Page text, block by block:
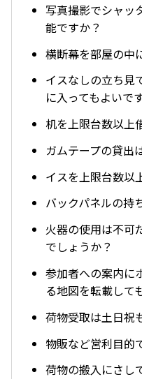
写真撮影でシャッ
能ですか？
横断幕を部屋の中
イスなしの立ち見
に入ってもよいで
机を上限台数以上
ガムテープの貸出
イスを上限台数以
バックパネルの持
火器の使用は不可
でしょうか？
参加者への案内に
る地図を転載して
荷物受取は土日祝
物販など営利目的
荷物の搬入にさし